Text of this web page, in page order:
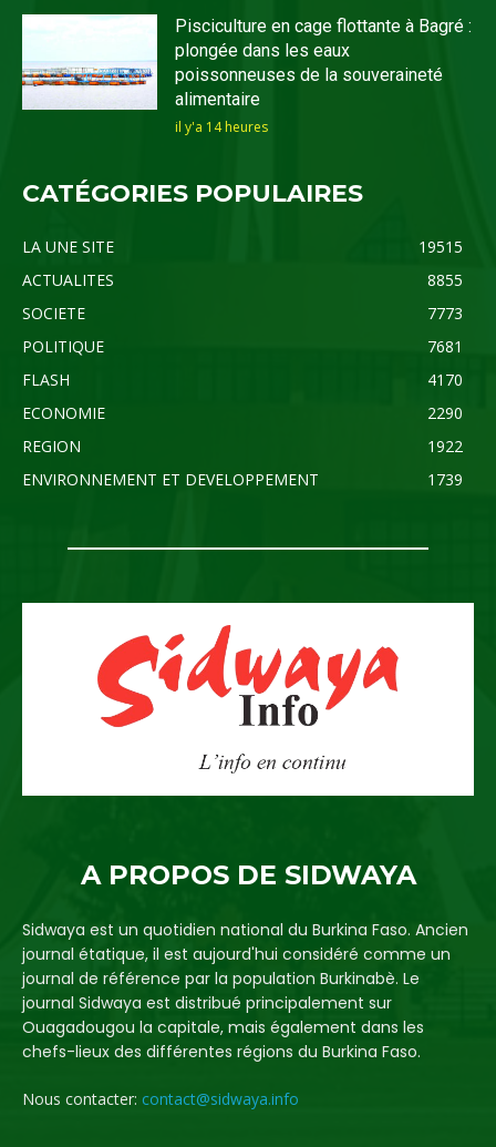
Pisciculture en cage flottante à Bagré :
plongée dans les eaux
poissonneuses de la souveraineté
alimentaire
il y'a 14 heures
CATÉGORIES POPULAIRES
LA UNE SITE
19515
ACTUALITES
8855
SOCIETE
7773
POLITIQUE
7681
FLASH
4170
ECONOMIE
2290
REGION
1922
ENVIRONNEMENT ET DEVELOPPEMENT
1739
A PROPOS DE SIDWAYA
Sidwaya est un quotidien national du Burkina Faso. Ancien
journal étatique, il est aujourd'hui considéré comme un
journal de référence par la population Burkinabè. Le
journal Sidwaya est distribué principalement sur
Ouagadougou la capitale, mais également dans les
chefs-lieux des différentes régions du Burkina Faso.
Nous contacter: contact@sidwaya.info